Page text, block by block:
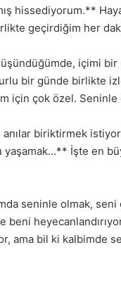
hissediyorum.**
geçirdiğim her
içimi
bir günde birlikte
için çok özel. Seninle
biriktirmek
İşte en
seninle olmak, seni
beni
ama bil ki kalbimde